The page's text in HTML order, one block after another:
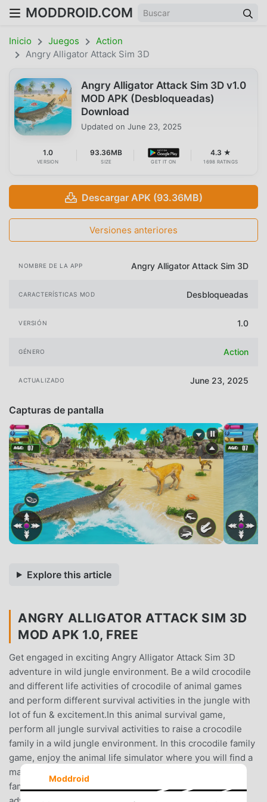
MODDROID.COM
Inicio Juegos
Action
Angry Alligator Attack Sim 3D
Angry Alligator Attack Sim 3D v1.0
MOD APK (Desbloqueadas)
Download
Updated on June 23, 2025
1.0
VERSION
93.36MB
SIZE GET IT ON
4.3 ★
1698 RATINGS
Descargar APK (93.36MB)
Versiones anteriores
NOMBRE DE LA APP Angry Alligator Attack Sim 3D
CARACTERÍSTICAS MOD Desbloqueadas
VERSIÓN 1.0
GÉNERO Action
ACTUALIZADO June 23, 2025
Capturas de pantalla
Explore this article
ANGRY ALLIGATOR ATTACK SIM 3D
MOD APK 1.0, FREE
Get engaged in exciting Angry Alligator Attack Sim 3D
adventure in wild jungle environment. Be a wild crocodile
and different life activities of crocodile of animal games
and perform different survival activities in the jungle with
lot of fun & excitement.In this animal survival game,
perform all jungle survival activities to raise a crocodile
family in a wild jungle environment. In this crocodile family
game, enjoy the animal life simulator where you will find a
mate to start a family and raise the dangerous predator's
family with care. Enjoy Wild Crocodile Family Sim Game
Moddroid